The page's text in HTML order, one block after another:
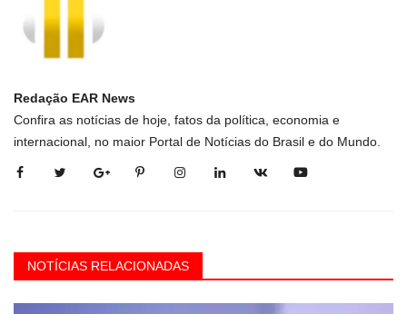
Redação EAR News
Confira as notícias de hoje, fatos da política, economia e
internacional, no maior Portal de Notícias do Brasil e do Mundo.
NOTÍCIAS RELACIONADAS